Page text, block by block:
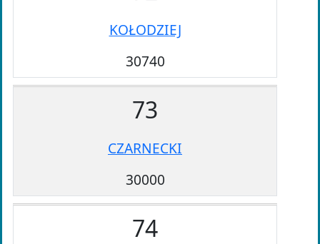
KOŁODZIEJ
30740
73
CZARNECKI
30000
74